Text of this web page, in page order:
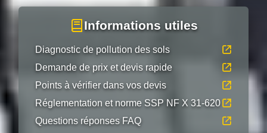
Informations utiles
Diagnostic de pollution des sols
Demande de prix et devis rapide
Points à vérifier dans vos devis
Réglementation et norme SSP NF X 31-620
Questions réponses FAQ